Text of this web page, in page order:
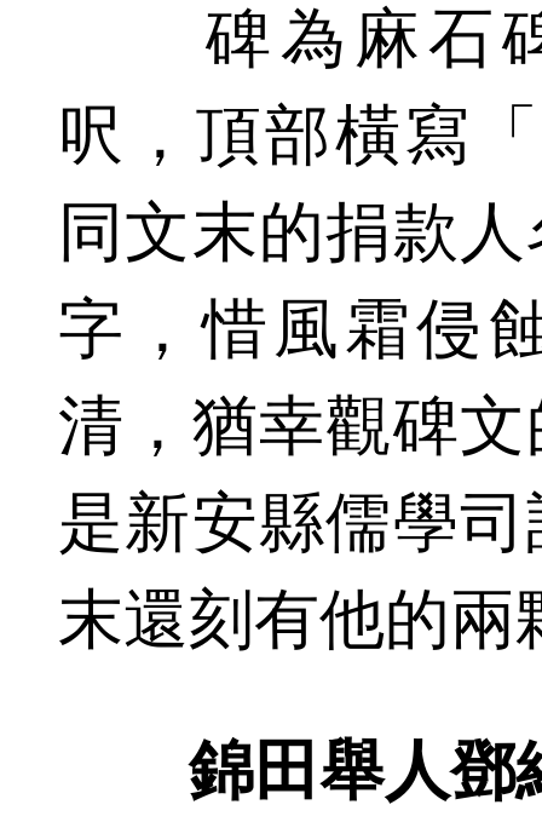
碑為麻石碑
呎，頂部橫寫
同文末的捐款
字，惜風霜侵
清，猶幸觀碑
是新安縣儒學
末還刻有他的兩
錦田舉人鄧